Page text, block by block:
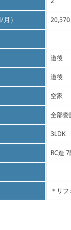
） 20,570
道後
道後
空家
全部委
3LDK
RC造
＊リ